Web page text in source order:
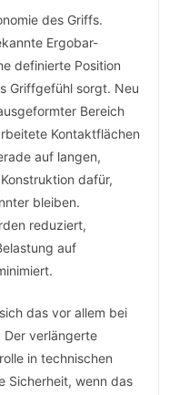
des Griffs.
Ergobar-
definierte Position
Griffgefühl sorgt. Neu
Bereich
Kontaktflächen
auf langen,
dafür,
bleiben.
reduziert,
auf
das vor allem bei
Der verlängerte
in technischen
Sicherheit, wenn das